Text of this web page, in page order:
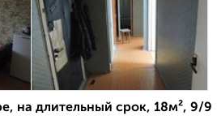
на длительный срок, 18м², 9/9